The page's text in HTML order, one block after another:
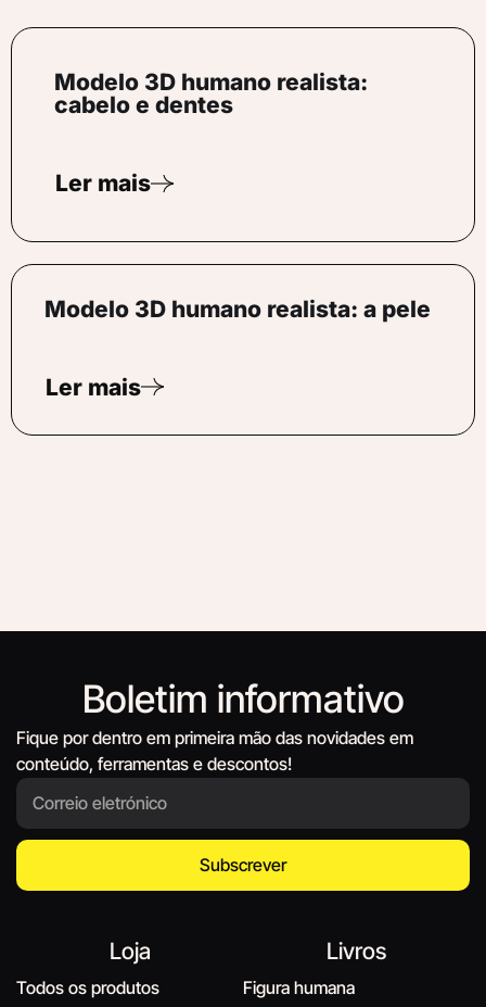
Modelo 3D humano realista:
cabelo e dentes
Ler mais
Modelo 3D humano realista: a pele
Ler mais
Boletim informativo
Fique por dentro em primeira mão das novidades em
conteúdo, ferramentas e descontos!
Subscrever
Loja
Todos os produtos
Livros
Figura humana